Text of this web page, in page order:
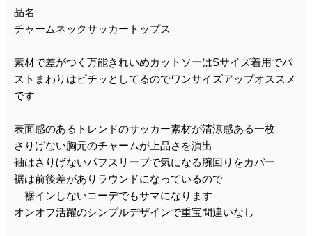
品名
チャームネックサッカートップス
素材で差がつく万能きれいめカットソーはSサイズ着用でバ
ストまわりはピチッとしてるのでワンサイズアップオススメ
です
表面感のあるトレンドのサッカー素材が清涼感ある一枚
さりげない胸元のチャームが上品さを演出
袖はさりげないパフスリーブで気になる腕回りをカバー
裾は前後差がありラウンドになっているので
裾インしないコーデでもサマになります
オンオフ活躍のシンプルデザインで重宝間違いなし